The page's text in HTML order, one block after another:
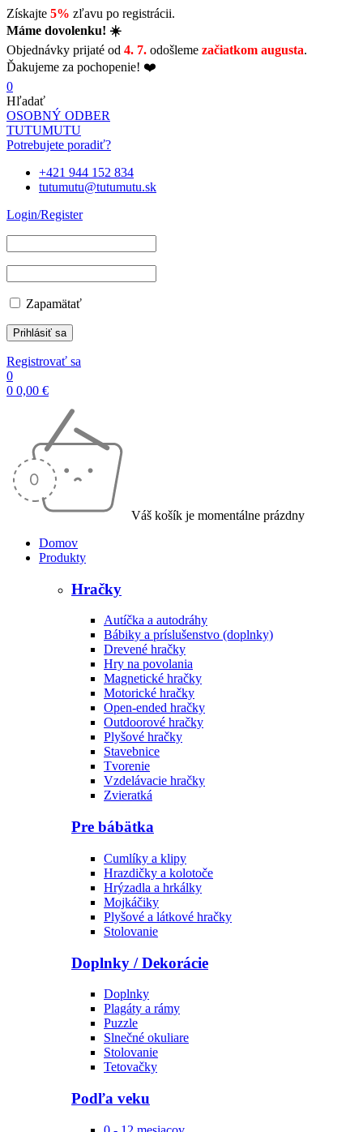
Získajte 5% zľavu po registrácii.
Máme dovolenku! ☀️
Objednávky prijaté od 4. 7. odošleme začiatkom augusta.
Ďakujeme za pochopenie! ❤️
0
Hľadať
OSOBNÝ ODBER
TUTUMUTU
Potrebujete poradiť?
+421 944 152 834
tutumutu@tutumutu.sk
Login/Register
Zapamätať
Registrovať sa
0
0 0,00 €
Váš košík je momentálne prázdny
Domov
Produkty
Hračky
Autíčka a autodráhy
Bábiky a príslušenstvo (doplnky)
Drevené hračky
Hry na povolania
Magnetické hračky
Motorické hračky
Open-ended hračky
Outdoorové hračky
Plyšové hračky
Stavebnice
Tvorenie
Vzdelávacie hračky
Zvieratká
Pre bábätka
Cumlíky a klipy
Hrazdičky a kolotoče
Hrýzadla a hrkálky
Mojkáčiky
Plyšové a látkové hračky
Stolovanie
Doplnky / Dekorácie
Doplnky
Plagáty a rámy
Puzzle
Slnečné okuliare
Stolovanie
Tetovačky
Podľa veku